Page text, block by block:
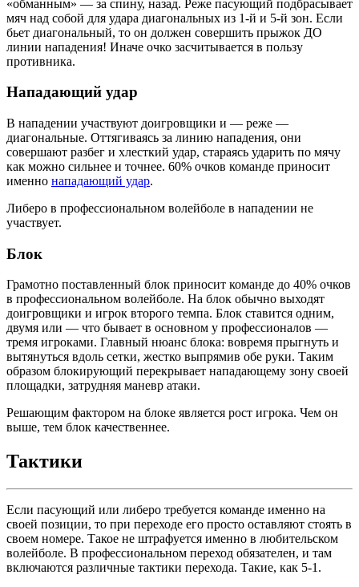
«обманным» — за спину, назад. Реже пасующий подбрасывает
мяч над собой для удара диагональных из 1-й и 5-й зон. Если
бьет диагональный, то он должен совершить прыжок ДО
линии нападения! Иначе очко засчитывается в пользу
противника.
Нападающий удар
В нападении участвуют доигровщики и — реже —
диагональные. Оттягиваясь за линию нападения, они
совершают разбег и хлесткий удар, стараясь ударить по мячу
как можно сильнее и точнее. 60% очков команде приносит
именно нападающий удар.
Либеро в профессиональном волейболе в нападении не
участвует.
Блок
Грамотно поставленный блок приносит команде до 40% очков
в профессиональном волейболе. На блок обычно выходят
доигровщики и игрок второго темпа. Блок ставится одним,
двумя или — что бывает в основном у профессионалов —
тремя игроками. Главный нюанс блока: вовремя прыгнуть и
вытянуться вдоль сетки, жестко выпрямив обе руки. Таким
образом блокирующий перекрывает нападающему зону своей
площадки, затрудняя маневр атаки.
Решающим фактором на блоке является рост игрока. Чем он
выше, тем блок качественнее.
Тактики
Если пасующий или либеро требуется команде именно на
своей позиции, то при переходе его просто оставляют стоять в
своем номере. Такое не штрафуется именно в любительском
волейболе. В профессиональном переход обязателен, и там
включаются различные тактики перехода. Такие, как 5-1.